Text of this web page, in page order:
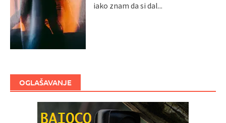
iako znam da si dal...
OGLAŠAVANJE